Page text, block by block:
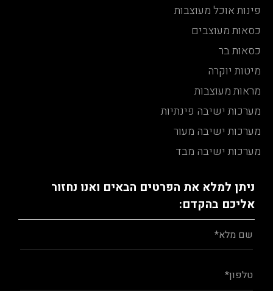
פינות אוכל מעוצבות
כסאות מעוצבים
כסאות בר
מיטות יוקרה
מראות מעוצבות
מערכות ישיבה פינתיות
מערכות ישיבה מעור
מערכות ישיבה מבד
ניתן למלא את הפרטים הבאים ואנו נחזור
אליכם בהקדם: